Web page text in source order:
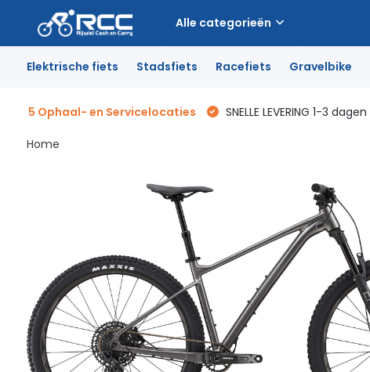
Alle categorieën
Elektrische fiets Stadsfiets Racefiets Gravelbike
5 Ophaal- en Servicelocaties SNELLE LEVERING 1-3 dagen
Home